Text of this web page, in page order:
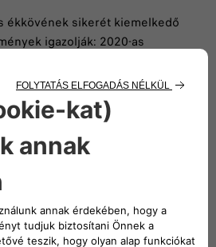
ékkövének sikerét kiemelkedő
igazolják: 2020-as
elektromos városi járműve,
csoport legkeresettebb
14,7 százalékos piaci
A+B BEV szegmensben, és ezzel
akkumulátoros elektromos
a városi és miniautók
500e piacrésze 0,3